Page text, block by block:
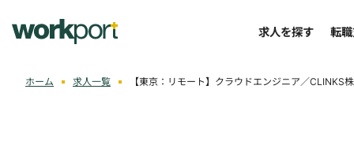
求人を探す 転
ホーム 求人一覧 【東京：リモート】クラウドエンジニア／CLINKS